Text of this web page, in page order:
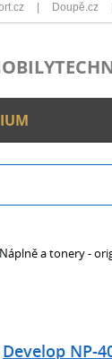
Doupě.cz
Náplně a tonery -
Develop NP-